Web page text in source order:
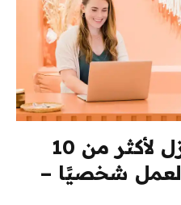
لقد عملت من المنزل لأكثر من 10
شخصيًا –